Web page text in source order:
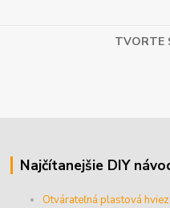
TVORTE
Najčítanejšie DIY
Otvárateľná plastová